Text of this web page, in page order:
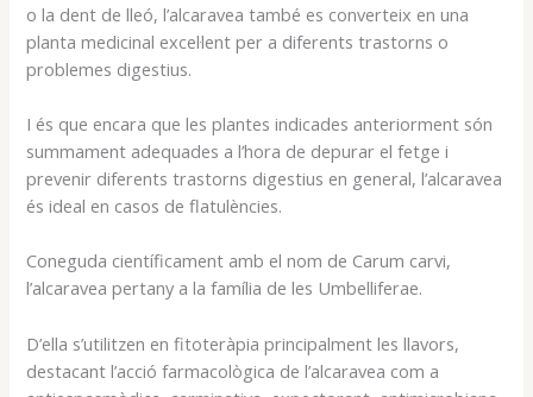
o la dent de lleó, l’alcaravea també es converteix en una
planta medicinal excel·lent per a diferents trastorns o
problemes digestius.
I és que encara que les plantes indicades anteriorment són
summament adequades a l’hora de depurar el fetge i
prevenir diferents trastorns digestius en general, l’alcaravea
és ideal en casos de flatulències.
Coneguda científicament amb el nom de Carum carvi,
l’alcaravea pertany a la família de les Umbelliferae.
D’ella s’utilitzen en fitoteràpia principalment les llavors,
destacant l’acció farmacològica de l’alcaravea com a